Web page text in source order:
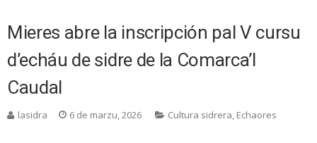
Mieres abre la inscripción pal V cursu
d’echáu de sidre de la Comarca’l
Caudal
lasidra 6 de marzu, 2026 Cultura sidrera, Echaores